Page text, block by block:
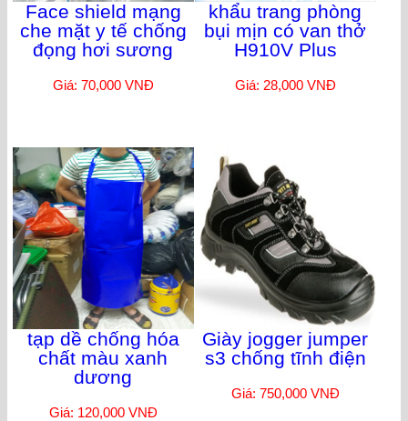
Face shield mạng
che mặt y tế chống
đọng hơi sương
Giá: 70,000 VNĐ
khẩu trang phòng
bụi mịn có van thở
H910V Plus
Giá: 28,000 VNĐ
tạp dề chống hóa
chất màu xanh
dương
Giá: 120,000 VNĐ
Giày jogger jumper
s3 chống tĩnh điện
Giá: 750,000 VNĐ